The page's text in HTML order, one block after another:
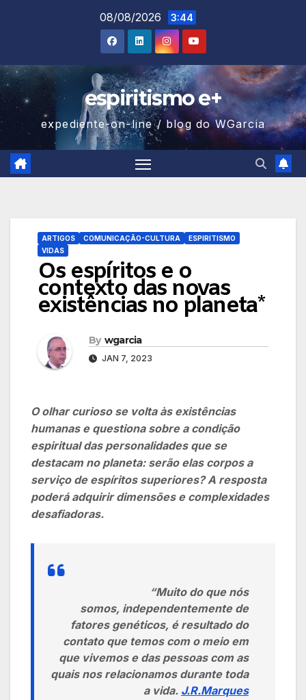
08/08/2026 3:44
espiritismo e+
expediente-on-line / blog do WGarcia
ARTIGOS COMUNICAÇÃO-CULTURA
ESPIRITISMO
VIDAS
Os espíritos e o
contexto das novas
existências no planeta*
By wgarcia
JAN 7, 2023
O olhar curioso se volta às existências
humanas e questiona sobre a condição
espiritual das personalidades que se
destacam no planeta: serão elas corpos a
serviço de espíritos superiores? A resposta
poderá adquirir dimensões e complexidades
desafiadoras.
“Muito do que nós
somos, independentemente de
fatores genéticos, é resultado do
contato que temos com o meio em
que vivemos e das pessoas com as
quais nos relacionamos durante toda
a vida. J.R.Marques